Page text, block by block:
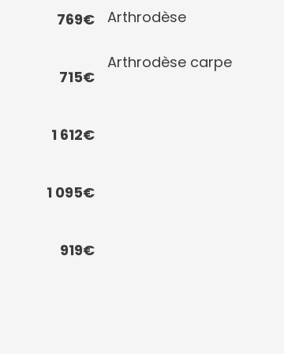
769€
715€
1 612€
1 095€
919€
Arthrodèse
Arthrodèse carpe